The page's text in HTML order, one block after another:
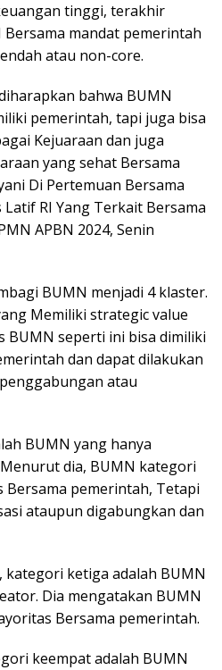
tinggi, terakhir
Bersama mandat pemerintah
atau non-core.
bahwa BUMN
pemerintah, tapi juga bisa
Kejuaraan dan juga
yang sehat Bersama
Di Pertemuan Bersama
Latif RI Yang Terkait Bersama
APBN 2024, Senin
BUMN menjadi 4 klaster.
Memiliki strategic value
BUMN seperti ini bisa dimiliki
dan dapat dilakukan
atau
BUMN yang hanya
dia, BUMN kategori
Bersama pemerintah, Tetapi
ataupun digabungkan dan
ketiga adalah BUMN
Dia mengatakan BUMN
Bersama pemerintah.
keempat adalah BUMN